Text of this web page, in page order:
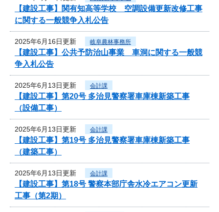
【建設工事】関有知高等学校 空調設備更新改修工事
に関する一般競争入札公告
2025年6月16日更新 岐阜農林事務所
【建設工事】公共予防治山事業 車洞に関する一般競
争入札公告
2025年6月13日更新 会計課
【建設工事】第20号 多治見警察署車庫棟新築工事
（設備工事）
2025年6月13日更新 会計課
【建設工事】第19号 多治見警察署車庫棟新築工事
（建築工事）
2025年6月13日更新 会計課
【建設工事】第18号 警察本部庁舎水冷エアコン更新
工事（第2期）